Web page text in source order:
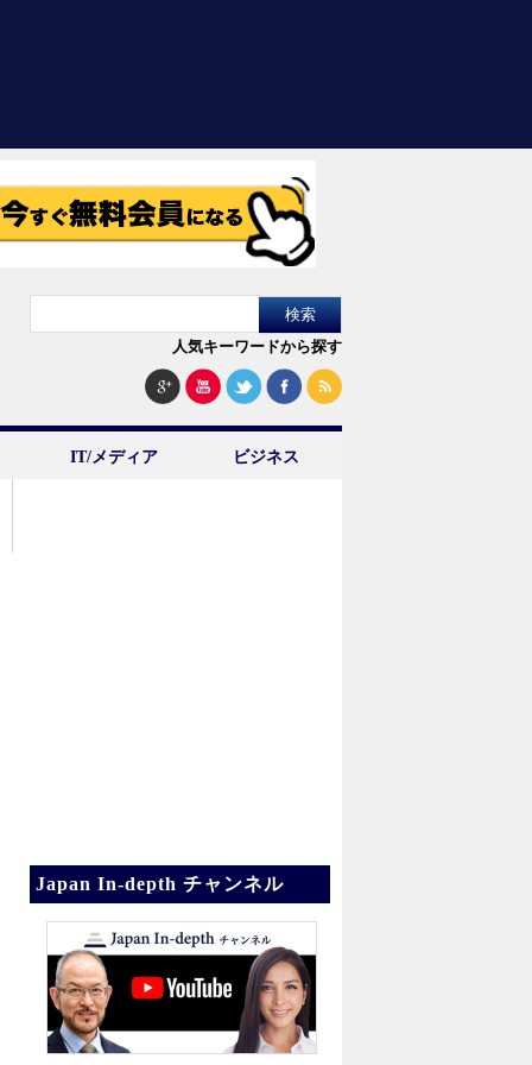
人気キーワードから探す
IT/メディア ビジネス
Japan In-depth チャンネル